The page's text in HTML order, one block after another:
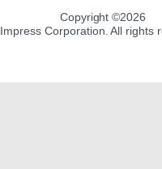
Copyright ©2026
Impress Corporation. All rights